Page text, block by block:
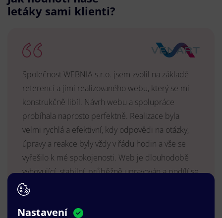
letáky sami klienti?
Společnost WEBNIA s.r.o. jsem zvolil na základě
referencí a jimi realizovaného webu, který se mi
konstrukčně libíl. Návrh webu a spolupráce
probíhala naprosto perfektně. Realizace byla
velmi rychlá a efektivní, kdy odpovědi na otázky,
úpravy a reakce byly vždy v řádu hodin a vše se
vyřešilo k mé spokojenosti. Web je dlouhodobě
vyhovující, stabilní, průběžně upravován a podílí se
na pozitivním vnímání naší značky.
MUDr. Radek Vyšohlíd
Nastavení